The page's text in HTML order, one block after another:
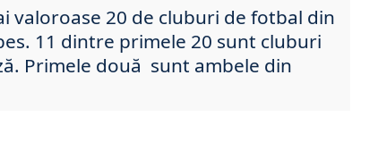
valoroase 20 de cluburi de fotbal din
11 dintre primele 20 sunt cluburi
Primele două sunt ambele din